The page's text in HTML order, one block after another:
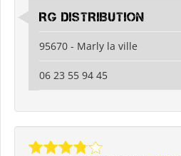
RG DISTRIBUTION
95670 - Marly la ville
06 23 55 94 45